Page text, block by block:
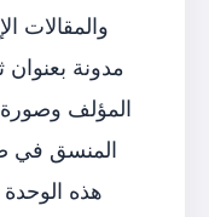
والمقالات
مدونة
المؤلف
المنسق في
هذه